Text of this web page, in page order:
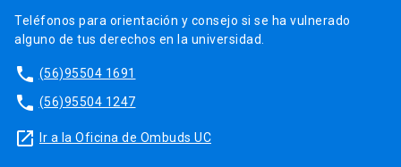
Teléfonos para orientación y consejo si se ha vulnerado
alguno de tus derechos en la universidad.
phone (56)95504 1691
phone (56)95504 1247
launch Ir a la Oficina de Ombuds UC